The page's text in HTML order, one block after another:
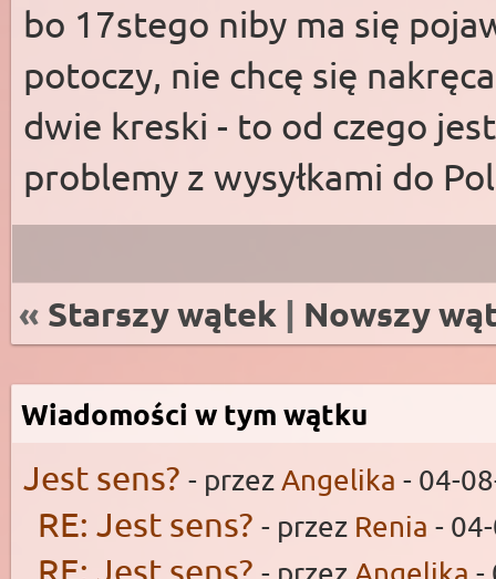
bo 17stego niby ma się
potoczy, nie chcę się
dwie kreski - to od czego
problemy z wysyłkami do
« Starszy wątek | Nowszy
Wiadomości w tym wątku
Jest sens? - przezAngelika - 04-
RE: Jest sens? - przez Renia -
RE: Jest sens?